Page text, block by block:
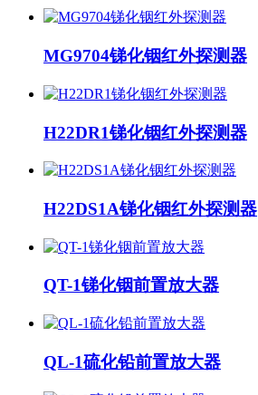
MG9704锑化铟红外探测器
H22DR1锑化铟红外探测器
H22DS1A锑化铟红外探测器
QT-1锑化铟前置放大器
QL-1硫化铅前置放大器